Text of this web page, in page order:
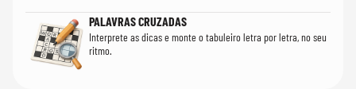
PALAVRAS CRUZADAS
Interprete as dicas e monte o tabuleiro letra por letra, no seu
ritmo.